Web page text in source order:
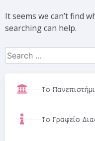
It seems we can’t find
searching can help.
Το
Το Γραφείο